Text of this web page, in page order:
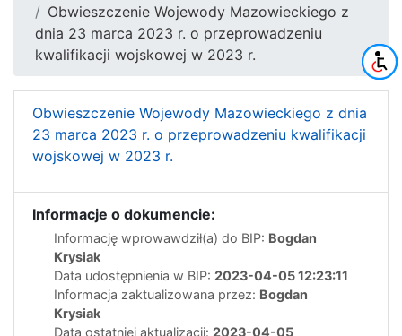
Obwieszczenie Wojewody Mazowieckiego z
dnia 23 marca 2023 r. o przeprowadzeniu
kwalifikacji wojskowej w 2023 r.
Obwieszczenie Wojewody Mazowieckiego z dnia
23 marca 2023 r. o przeprowadzeniu kwalifikacji
wojskowej w 2023 r.
Informacje o dokumencie:
Informację wprowawdził(a) do BIP: Bogdan
Krysiak
Data udostępnienia w BIP: 2023-04-05 12:23:11
Informacja zaktualizowana przez: Bogdan
Krysiak
Data ostatniej aktualizacji: 2023-04-05